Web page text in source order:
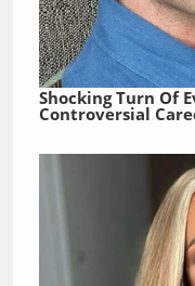
Shocking Turn Of
Controversial